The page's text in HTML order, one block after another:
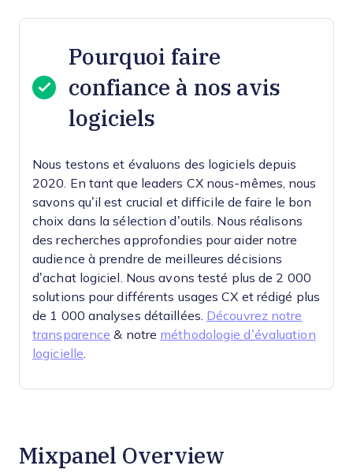
Pourquoi faire
confiance à nos avis
logiciels
Nous testons et évaluons des logiciels depuis
2020. En tant que leaders CX nous-mêmes, nous
savons qu’il est crucial et difficile de faire le bon
choix dans la sélection d’outils. Nous réalisons
des recherches approfondies pour aider notre
audience à prendre de meilleures décisions
d’achat logiciel. Nous avons testé plus de 2 000
solutions pour différents usages CX et rédigé plus
de 1 000 analyses détaillées. Découvrez notre
transparence & notre méthodologie d’évaluation
logicielle
Mixpanel Overview